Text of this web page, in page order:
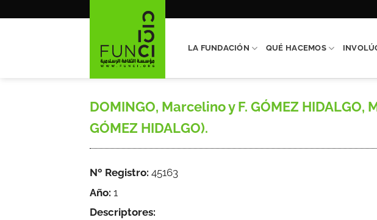
LA FUNDACIÓN QUÉ HACEMOS
DOMINGO, Marcelino y F. GÓMEZ
GÓMEZ HIDALGO).
Nº Registro: 45163
Año: 1
Descriptores: